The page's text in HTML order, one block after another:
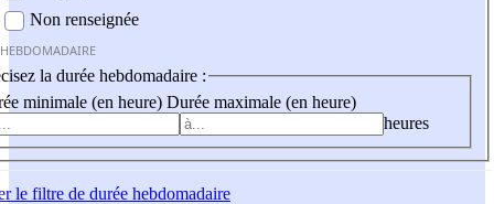
Non renseignée
la durée hebdomadaire :
minimale (en heure) Durée maximale (en heure)
heures
le filtre de durée hebdomadaire